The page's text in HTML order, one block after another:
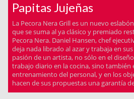
Papitas Jujeñas
La Pecora Nera Grill es un nuevo
que se suma al ya clásico y premiado
Pecora Nera. Daniel Hansen, chef
deja nada librado al azar y trabaja en
pasión de un artista, no sólo en el
trabajo diario en la cocina, sino también
entrenamiento del personal, y en los
hacen de sus propuestas una garantía